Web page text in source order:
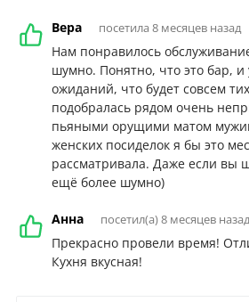
Вера посетила 8 месяцев назад
Нам понравилось
шумно. Понятно, что это бар, и
ожиданий, что будет совсем
подобралась рядом очень
пьяными орущими матом
женских посиделок я бы это
рассматривала. Даже если вы
ещё более шумно)
Анна посетил(а) 8 месяцев назад
Прекрасно провели время!
Кухня вкусная!